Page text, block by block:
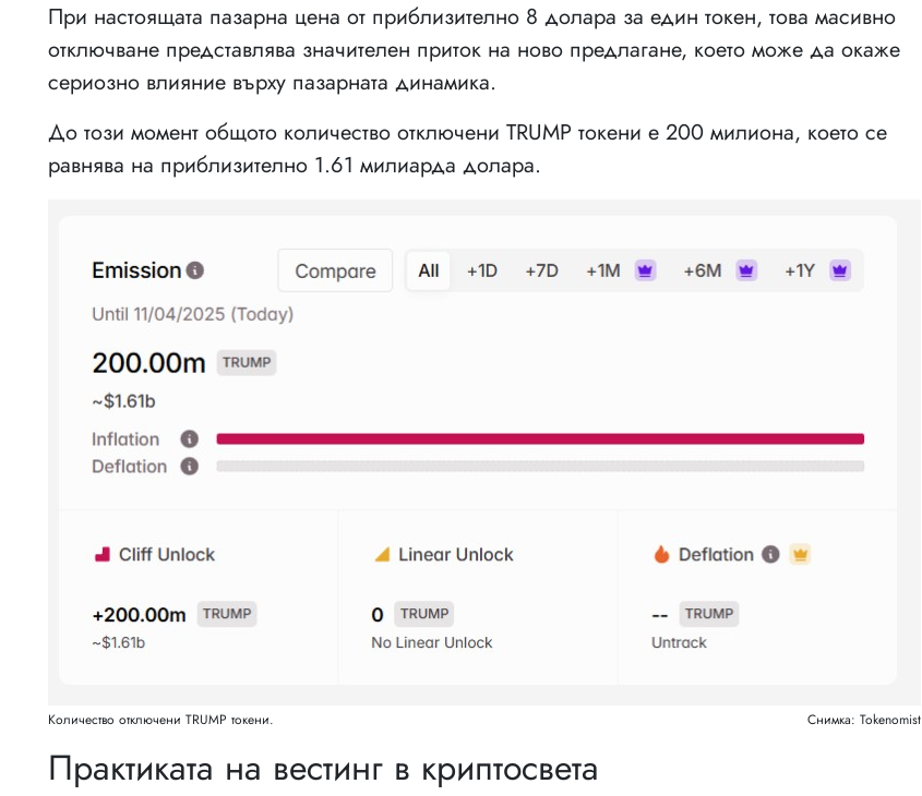
При настоящата пазарна цена от приблизително 8 долара за един токен, това масивно
отключване представлява значителен приток на ново предлагане, което може да окаже
сериозно влияние върху пазарната динамика.
До този момент общото количество отключени TRUMP токени е 200 милиона, което се
равнява на приблизително 1.61 милиарда долара.
Количество отключени TRUMP токени. Снимка: Tokenomist
Практиката на вестинг в криптосвета